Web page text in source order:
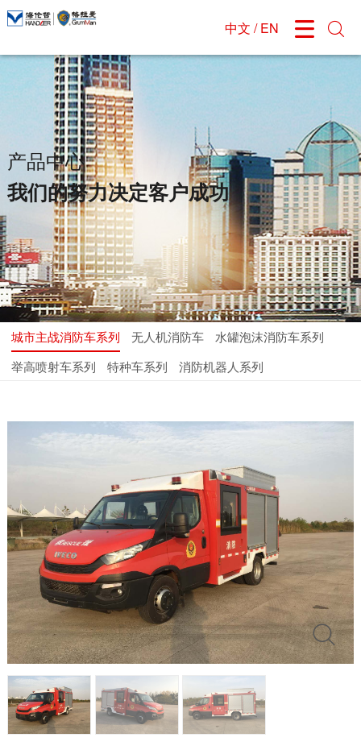

企业介绍
发展历程
组织结构
企业文化
公司荣誉
公司新闻
城市主战消防车系列
无人机消防车
水罐泡沫消防车系列
举高喷射车系列
特种车系列
消防机器人系列
研发能力
产品定制
服务介绍
服务案例
销售网络
售后网络
在线留言
公司招聘
应聘须知
应聘登记

中文 / EN
产品中心
我们的努力决定客户成功
城市主战消防车系列 无人机消防车
水罐泡沫消防车系列
举高喷射车系列
特种车系列 消防机器人系列
